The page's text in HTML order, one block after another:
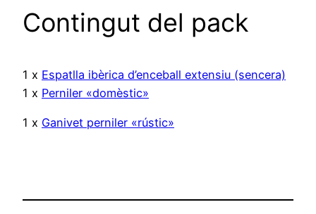
Contingut del pack
1 x Espatlla ibèrica d’enceball extensiu (sencera)
1 x Perniler «domèstic»
1 x Ganivet perniler «rústic»